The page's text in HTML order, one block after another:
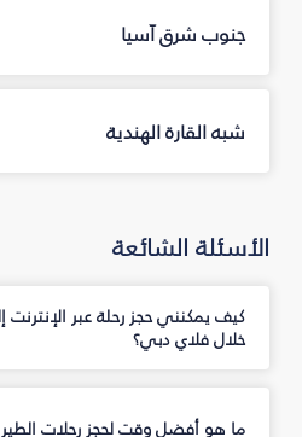
جنوب شرق آسيا
شبه القارة الهندية
الأسئلة الشائعة
كيف يمكنني حجز رحلة عبر الإنترنت
خلال فلاي دبي؟
ما هو أفضل وقت لحجز رحلات